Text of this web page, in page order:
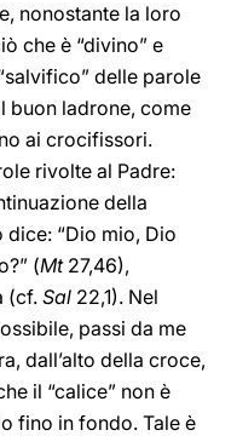
nonostante la loro
che è “divino” e
delle parole
buon ladrone, come
ai crocifissori.
rivolte al Padre:
della
dice: “Dio mio, Dio
(Mt27,46),
(cf. Sal 22,1). Nel
passi da me
dall’alto della croce,
il “calice” non è
fino in fondo. Tale è